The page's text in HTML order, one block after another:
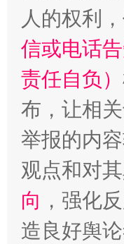
人的权利
信或电话
责任自负）
布，让相
举报的内
观点和对
向 ，强化
造良好舆